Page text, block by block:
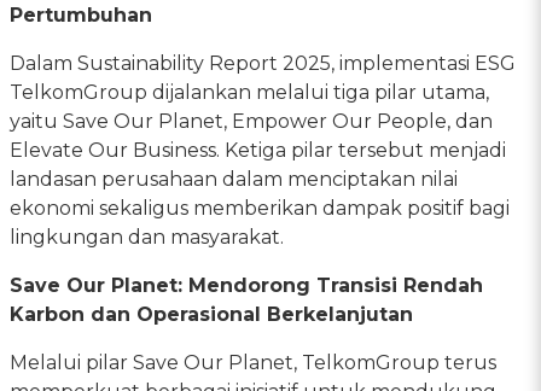
Pertumbuhan
Dalam Sustainability Report 2025, implementasi ESG
TelkomGroup dijalankan melalui tiga pilar utama,
yaitu Save Our Planet, Empower Our People, dan
Elevate Our Business. Ketiga pilar tersebut menjadi
landasan perusahaan dalam menciptakan nilai
ekonomi sekaligus memberikan dampak positif bagi
lingkungan dan masyarakat.
Save Our Planet: Mendorong Transisi Rendah
Karbon dan Operasional Berkelanjutan
Melalui pilar Save Our Planet, TelkomGroup terus